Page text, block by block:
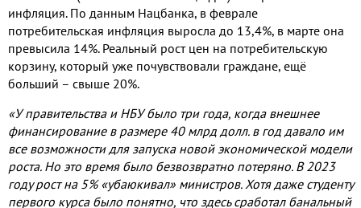
инфляция. По данным Нацбанка, в феврале
потребительская инфляция выросла до 13,4%, в марте она
превысила 14%. Реальный рост цен на потребительскую
корзину, который уже почувствовали граждане, ещё
больший – свыше 20%.
«У правительства и НБУ было три года, когда внешнее
финансирование в размере 40 млрд долл. в год давало им
все возможности для запуска новой экономической модели
роста. Но это время было безвозвратно потеряно. В 2023
году рост на 5% «убаюкивал» министров. Хотя даже студенту
первого курса было понятно, что здесь сработал банальный